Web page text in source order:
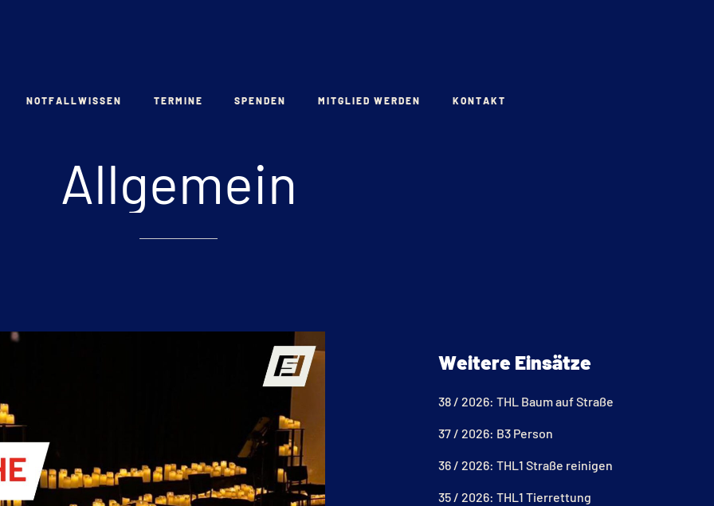
NOTFALLWISSEN TERMINE SPENDEN MITGLIED WERDEN KONTAKT
Allgemein
Weitere Einsätze
38 / 2026: THL Baum auf Straße
37 / 2026: B3 Person
36 / 2026: THL1 Straße reinigen
35 / 2026: THL1 Tierrettung